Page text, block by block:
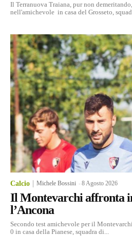
Il Terranuova Traiana, pur non
nell'amichevole in casa del Grosseto,
Calcio Michele Bossini -8 Agosto 2026
Il Montevarchi affronta
l’Ancona
Secondo test amichevole per il
0 in casa della Pianese, squadra di...